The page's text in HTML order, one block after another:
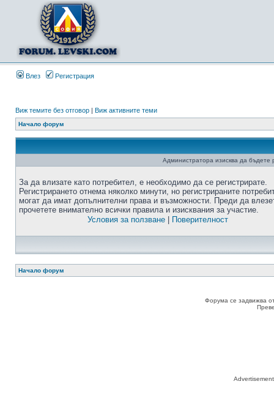
Влез Регистрация
Виж темите без отговор | Виж активните теми
Начало форум
Администратора изисква да бъдете
За да влизате като потребител, е необходимо да се регистрирате.
Регистрирането отнема няколко минути, но регистрираните
могат да имат допълнителни права и възможности. Преди да
прочетете внимателно всички правила и изисквания за участие.
Условия за ползване| Поверителност
Начало форум
Форума се задвижва